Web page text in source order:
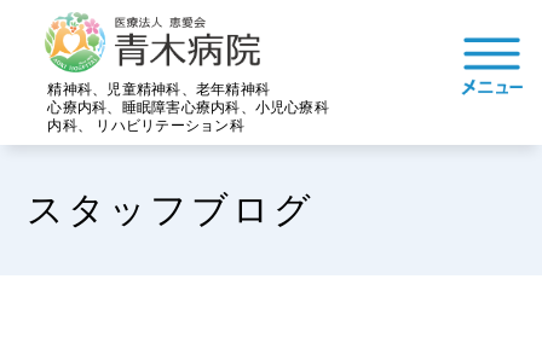
精神科、児童精神科、老年精神科
心療内科、睡眠障害心療内科、小児心療科
内科、 リハビリテーション科
スタッフブログ